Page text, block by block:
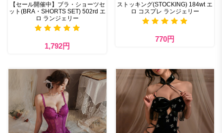
【セール開催中】ブラ・ショーツセ
ット(BRA・SHORTS SET) 502rd エ
ロ ランジェリー
1,792円
ストッキング(STOCKING) 184wt エ
ロ コスプレ ランジェリー
770円